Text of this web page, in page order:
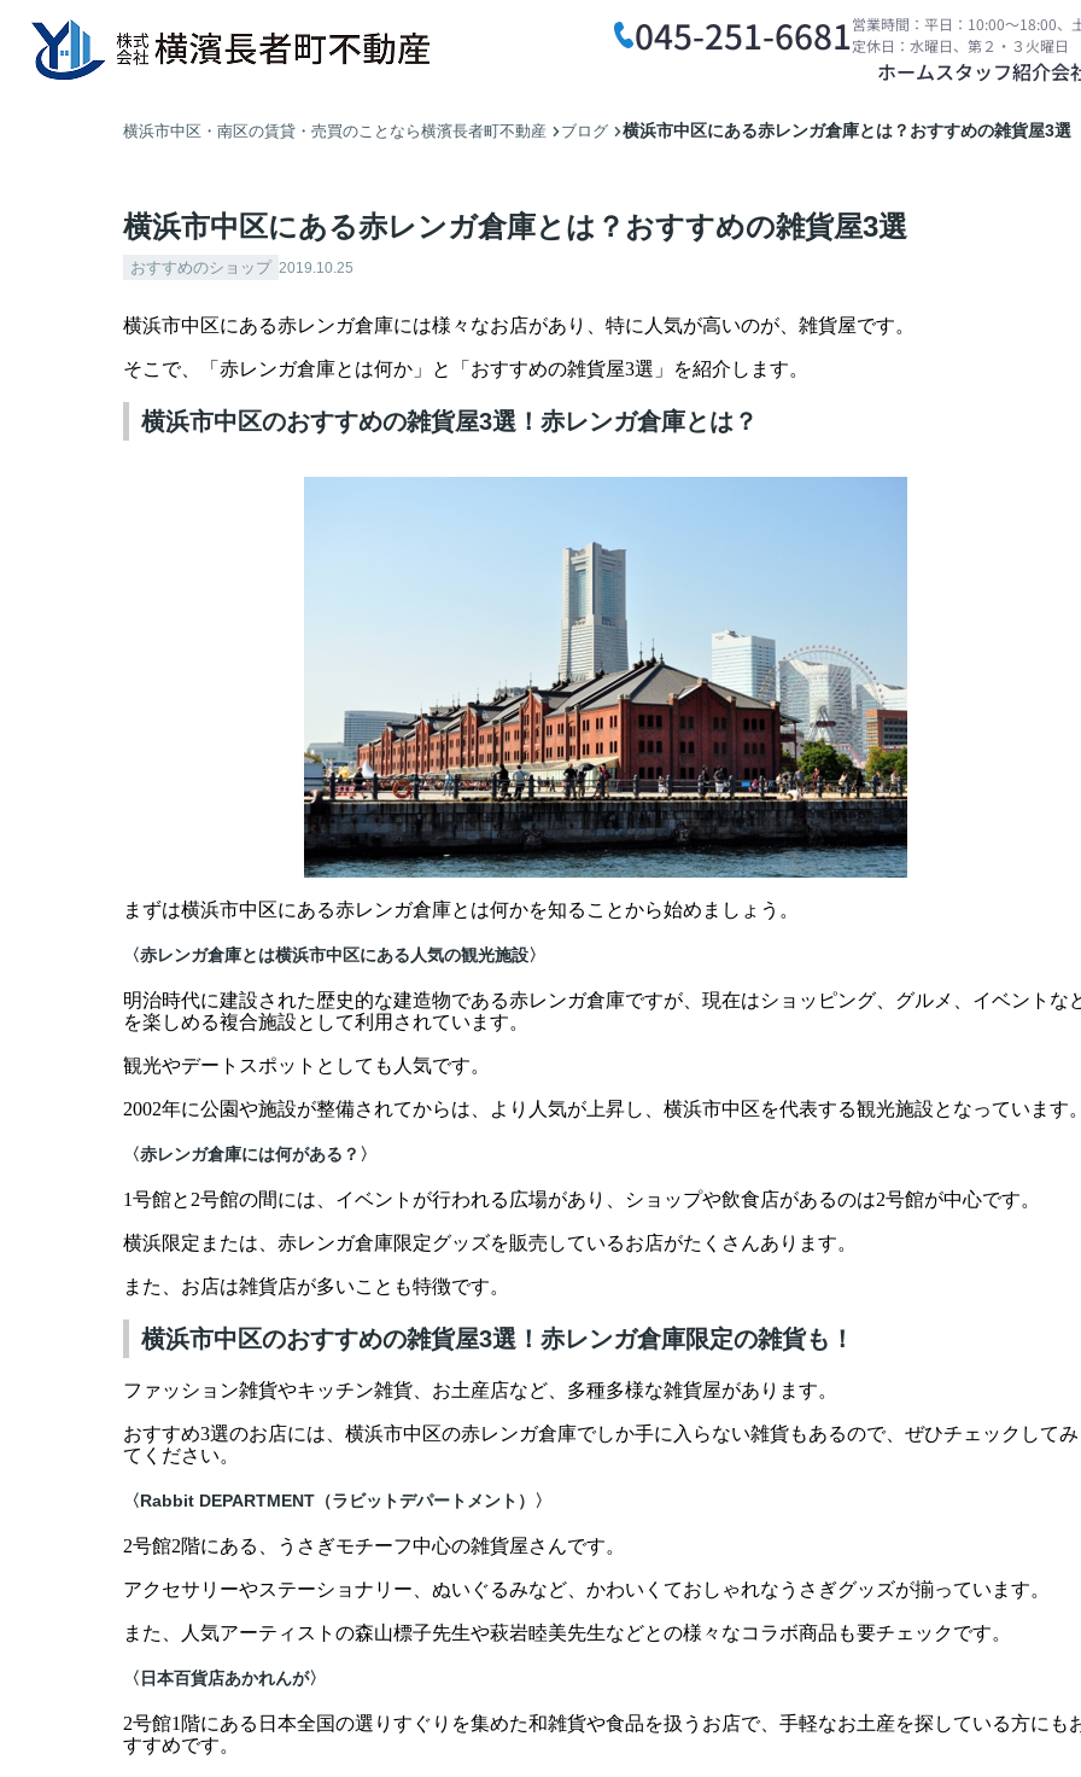
045-251-6681営業時間：平日：10:00～18:00、
定休日：水曜日、第２・３火曜日
ホームスタッフ紹介会
横浜市中区・南区の賃貸・売買のことなら横濱長者町不動産 ブログ 横浜市中区にある赤レンガ倉庫とは？おすすめの雑貨屋3選
横浜市中区にある赤レンガ倉庫とは？おすすめの雑貨屋3選
おすすめのショップ 2019.10.25
横浜市中区にある赤レンガ倉庫には様々なお店があり、特に人気が高いのが、雑貨屋です。
そこで、「赤レンガ倉庫とは何か」と「おすすめの雑貨屋3選」を紹介します。
横浜市中区のおすすめの雑貨屋3選！赤レンガ倉庫とは？
まずは横浜市中区にある赤レンガ倉庫とは何かを知ることから始めましょう。
〈赤レンガ倉庫とは横浜市中区にある人気の観光施設〉
明治時代に建設された歴史的な建造物である赤レンガ倉庫ですが、現在はショッピング、グルメ、イベントな
を楽しめる複合施設として利用されています。
観光やデートスポットとしても人気です。
2002年に公園や施設が整備されてからは、より人気が上昇し、横浜市中区を代表する観光施設となっています。
〈赤レンガ倉庫には何がある？〉
1号館と2号館の間には、イベントが行われる広場があり、ショップや飲食店があるのは2号館が中心です。
横浜限定または、赤レンガ倉庫限定グッズを販売しているお店がたくさんあります。
また、お店は雑貨店が多いことも特徴です。
横浜市中区のおすすめの雑貨屋3選！赤レンガ倉庫限定の雑貨も！
ファッション雑貨やキッチン雑貨、お土産店など、多種多様な雑貨屋があります。
おすすめ3選のお店には、横浜市中区の赤レンガ倉庫でしか手に入らない雑貨もあるので、ぜひチェックしてみ
てください。
〈Rabbit DEPARTMENT（ラビットデパートメント）〉
2号館2階にある、うさぎモチーフ中心の雑貨屋さんです。
アクセサリーやステーショナリー、ぬいぐるみなど、かわいくておしゃれなうさぎグッズが揃っています。
また、人気アーティストの森山標子先生や萩岩睦美先生などとの様々なコラボ商品も要チェックです。
〈日本百貨店あかれんが〉
2号館1階にある日本全国の選りすぐりを集めた和雑貨や食品を扱うお店で、手軽なお土産を探している方にも
すすめです。